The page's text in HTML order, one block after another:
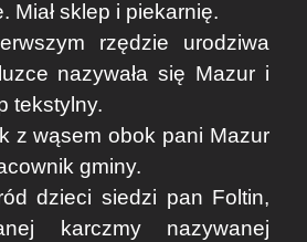
Miał sklep i piekarnię.
rzędzie urodziwa
nazywała się Mazur i
tekstylny.
z wąsem obok pani Mazur
gminy.
dzieci siedzi pan Foltin,
karczmy nazywanej